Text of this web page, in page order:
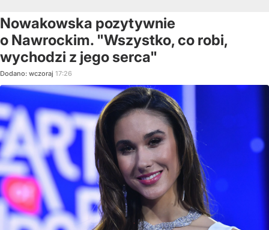
Nowakowska pozytywnie
o Nawrockim. "Wszystko, co robi,
wychodzi z jego serca"
Dodano: wczoraj 17:26